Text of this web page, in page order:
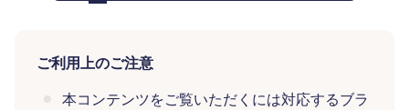
ご利用上のご注意
本コンテンツをご覧いただくには対応するブラ